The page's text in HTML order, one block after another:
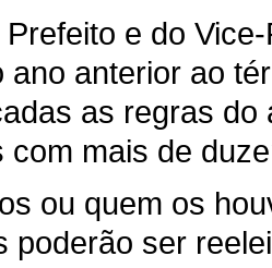
e do
ano anterior ao
as regras
com mais de
ou quem os
poderão ser